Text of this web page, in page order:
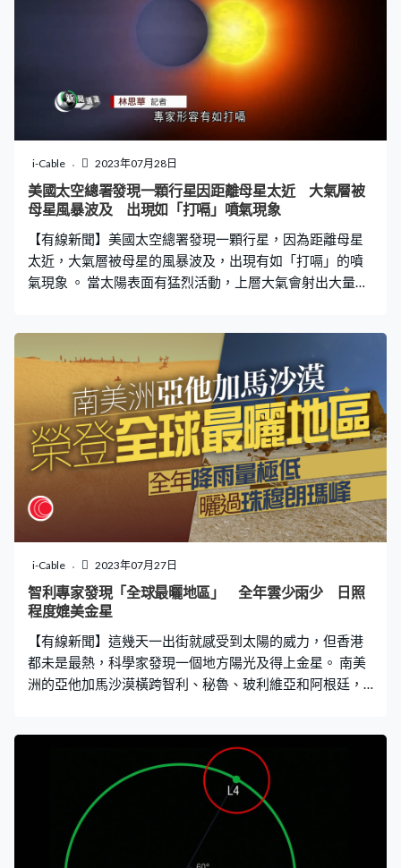
方向轉偏了，角度偏離地球方向2度，令探測器與地球失去
收到航行者2號的訊號，雖然天線方向偏差令訊號變得太
弱，未能解讀訊號的內容，但至少可以確認是來自航行者2
號，意味它仍然在運作。 專家目前正努力向航行者2號發
出校正天線方向的指令，結果如何多少要看運氣，不過就
算航行者2號收不到指令，根據它預設的自動程序，每隔一
段時間也會重置天線方向，下一次重置會在10月15日，所
以理論上最遲於10月中人類就會再次聯繫上航行者2號。
i-Cable 2023年07月28日
美國太空總署發現一顆行星因距離母星太近 大氣層被
母星風暴波及 出現如「打嗝」噴氣現象
【有線新聞】美國太空總署發現一顆行星，因為距離母星
太近，大氣層被母星的風暴波及，出現有如「打嗝」的噴
氣現象 。 當太陽表面有猛烈活動，上層大氣會射出大量等
果地球距離太陽再近些，被太陽風吹襲會有甚麼後果？ 哈
勃太空望遠鏡終於見到一個案例，顯微鏡座其中一顆星
「顯微鏡座AU」距離地球32光年，是一顆紅矮星，環繞它
公轉的行星之中，最近一顆的軌道距離母星紅矮星只有1千
萬公里，即是地球與太陽距離的15分之1。這顆紅矮星跟
太陽一樣，會向外捲起類似太陽風的粒子風暴，哈勃太空
望遠鏡發現，每次紅矮星風暴吹襲最接近的行星時，也會
吹走行星一部分大氣層，令行星表面噴出氣流，專家形容
有如打嗝，是人類首次觀測到這種現象。 下一步專家會繼
續密切留意，希望更了解這種大氣層流失的機制，例如有
沒有可能令大氣層完全消失。
i-Cable 2023年07月27日
智利專家發現「全球最曬地區」 全年雲少雨少 日照
程度媲美金星
【有線新聞】這幾天一出街就感受到太陽的威力，但香港
都未是最熱，科學家發現一個地方陽光及得上金星。 南美
洲的亞他加馬沙漠橫跨智利、秘魯、玻利維亞和阿根廷，
科學家追求現場實證，智利聖地亞哥大學的專家2016年於
亞他加馬的高原設立觀測站，以專門量度日照水平的總太
陽輻射感應儀記錄來自太陽的輻射強度。經過五年的觀
測，亞他加馬沙漠的高原平均日照功率是每平方米308
瓦，與人造衛星的結果吻合，是地球上「最曬」的地區，
甚至比全球最高的珠穆朗瑪峰更曬，因為亞他加馬雲量稀